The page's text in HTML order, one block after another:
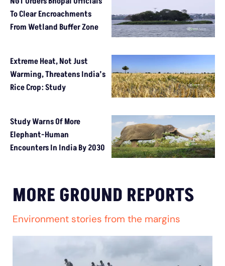
To Clear Encroachments
From Wetland Buffer Zone
Extreme Heat, Not Just
Warming, Threatens India’s
Rice Crop: Study
Study Warns Of More
Elephant-Human
Encounters In India By 2030
MORE GROUND REPORTS
Environment stories from the margins